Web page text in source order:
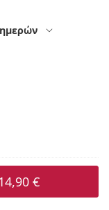
€